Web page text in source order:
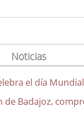
Noticias
el día
de Badajoz,